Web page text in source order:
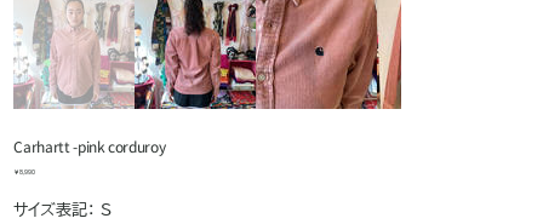
Carhartt -pink corduroy
価
￥8,990
サイズ表記： S